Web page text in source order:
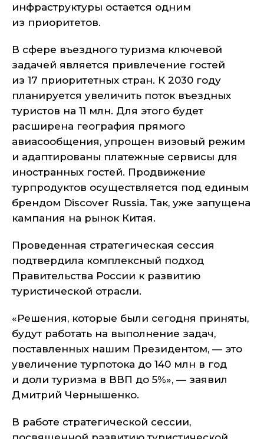
инфраструктуры остается одним
из приоритетов.
В сфере въездного туризма ключевой
задачей является привлечение гостей
из 17 приоритетных стран. К 2030 году
планируется увеличить поток въездных
туристов на 11 млн. Для этого будет
расширена география прямого
авиасообщения, упрощен визовый режим
и адаптированы платежные сервисы для
иностранных гостей. Продвижение
турпродуктов осуществляется под единым
брендом Discover Russia. Так, уже запущена
кампания на рынок Китая.
Проведенная стратегическая сессия
подтвердила комплексный подход
Правительства России к развитию
туристической отрасли.
«Решения, которые были сегодня приняты,
будут работать на выполнение задач,
поставленных нашим Президентом, — это
увеличение турпотока до 140 млн в год
и доли туризма в ВВП до 5%», — заявил
Дмитрий Чернышенко.
В работе стратегической сессии,